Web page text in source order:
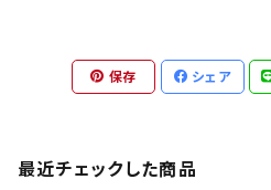
保存 シェア
最近チェックした商品